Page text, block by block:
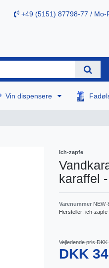
+49 (5151) 87798-77 / Mo-
Vin dispensere
Ich-zapfe
karaffel
Varenummer NEW-
Hersteller: ich-zapfe
Vejledende pris DKK
DKK